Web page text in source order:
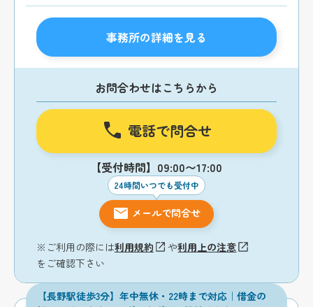
事務所の詳細を見る
お問合わせはこちらから
電話で問合せ
【受付時間】09:00〜17:00
24時間いつでも受付中
メールで問合せ
※ご利用の際には利用規約 や利用上の注意
をご確認下さい
【長野駅徒歩3分】年中無休・22時まで対応｜借金の